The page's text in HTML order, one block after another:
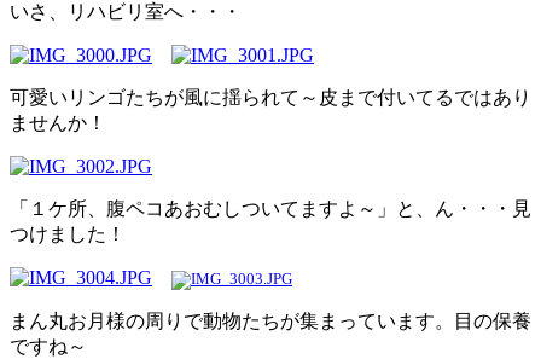
いさ、リハビリ室へ・・・
可愛いリンゴたちが風に揺られて～皮まで付いてるではあり
ませんか！
「１ケ所、腹ペコあおむしついてますよ～」と、ん・・・見
つけました！
まん丸お月様の周りで動物たちが集まっています。目の保養
ですね～